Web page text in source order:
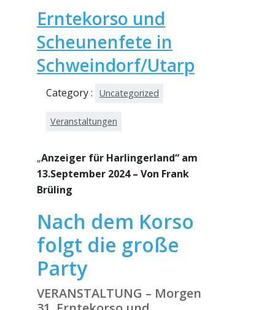
Erntekorso und
Scheunenfete in
Schweindorf/Utarp
Category : Uncategorized
Veranstaltungen
„Anzeiger für Harlingerland“ am
13.September 2024 – Von Frank
Brüling
Nach dem Korso
folgt die große
Party
VERANSTALTUNG – Morgen